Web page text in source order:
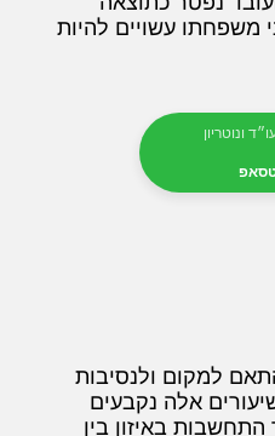
משפחתו עשויים להיות
ונוטריון
למקום ולנסיבות
אלה נקבעים
באיזון בין